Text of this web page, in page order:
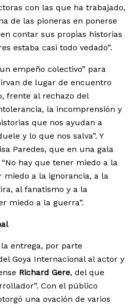
con las que ha trabajado,
de las pioneras en ponerse
contar sus propias historias
estaba casi todo vedado”.
empeño colectivo” para
de lugar de encuentro
frente al rechazo del
la incomprensión y
que nos ayudan a
y lo que nos salva”. Y
Paredes, que en una gala
hay que tener miedo a la
a la ignorancia, a la
al fanatismo y a la
miedo a la guerra”.
entrega, por parte
Goya Internacional al actor y
Richard Gere, del que
Con el público
una ovación de varios